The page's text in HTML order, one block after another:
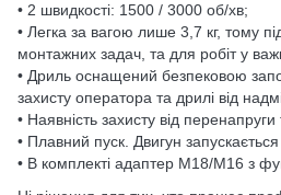
• 2 швидкості: 1500 / 3000 об/хв;
• Легка за вагою лише 3,7 кг, тому
монтажних задач, та для робіт у
• Дриль оснащений безпековою
захисту оператора та дрилі від
• Наявність захисту від перенапруги
• Плавний пуск. Двигун
• В комплекті адаптер M18/M16 з